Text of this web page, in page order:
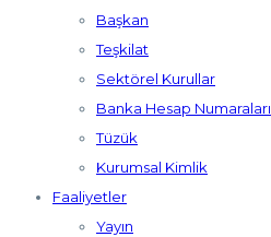
Başkan
Teşkilat
Sektörel Kurullar
Banka Hesap Numaraları
Tüzük
Kurumsal Kimlik
Faaliyetler
Yayın